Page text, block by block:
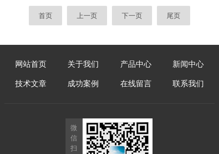
首页 上一页 下一页 尾页
网站首页 关于我们 产品中心 新闻中心
技术文章 成功案例 在线留言 联系我们
微
信
扫